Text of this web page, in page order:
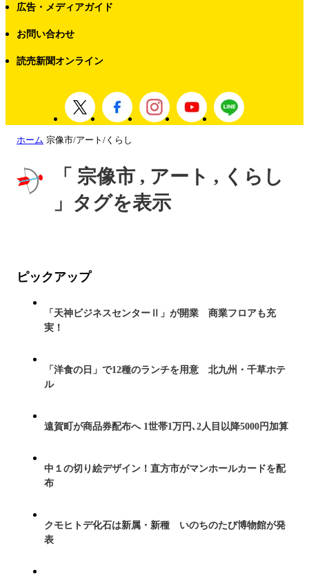
広告・メディアガイド
お問い合わせ
読売新聞オンライン
ホーム 宗像市/アート/くらし
「 宗像市 , アート , くらし
」タグを表示
ピックアップ
「天神ビジネスセンターⅡ」が開業 商業フロアも充
実！
「洋食の日」で12種のランチを用意 北九州・千草ホテ
ル
遠賀町が商品券配布へ 1世帯1万円､2人目以降5000円加算
中１の切り絵デザイン！直方市がマンホールカードを配
布
クモヒトデ化石は新属・新種 いのちのたび博物館が発
表